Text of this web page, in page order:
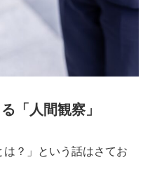
「人間観察」
は？」という話はさてお